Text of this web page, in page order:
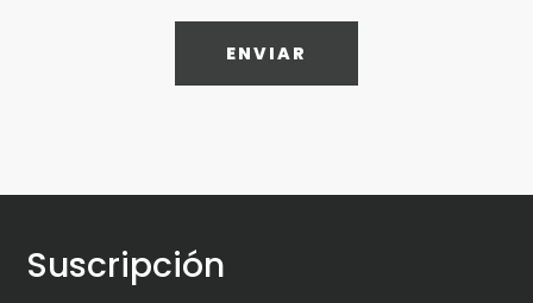
ENVIAR
Suscripción